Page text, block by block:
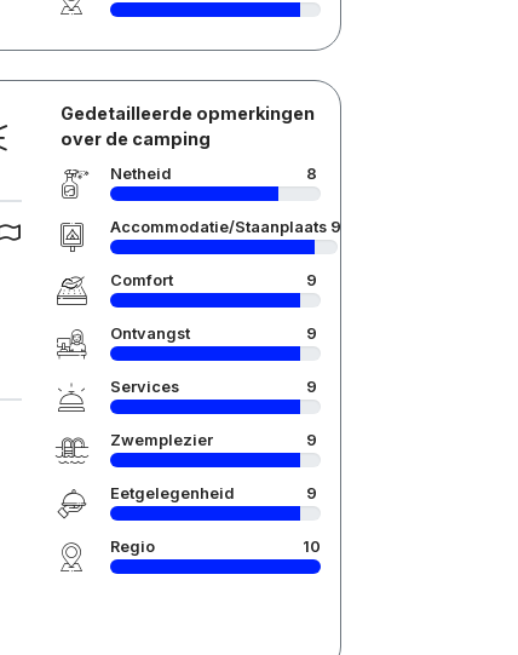
Gedetailleerde opmerkingen
over de camping
Netheid 8
Accommodatie/Staanplaats 9
Comfort 9
Ontvangst 9
Services 9
Zwemplezier 9
Eetgelegenheid 9
Regio 10